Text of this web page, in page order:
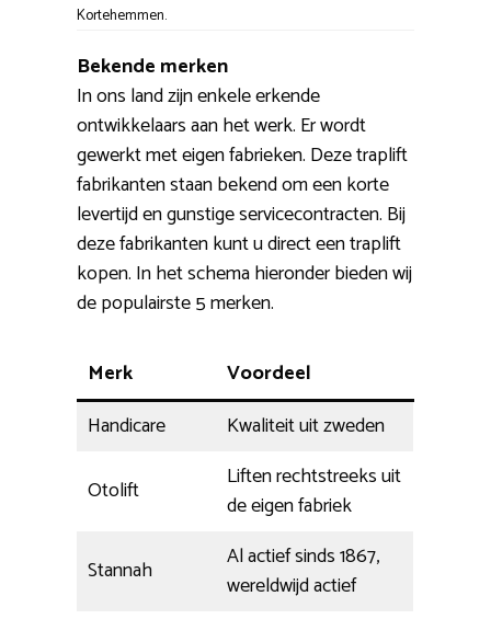
Kortehemmen.
Bekende merken
In ons land zijn enkele erkende
ontwikkelaars aan het werk. Er wordt
gewerkt met eigen fabrieken. Deze traplift
fabrikanten staan bekend om een korte
levertijd en gunstige servicecontracten. Bij
deze fabrikanten kunt u direct een traplift
kopen. In het schema hieronder bieden wij
de populairste 5 merken.
Merk
Voordeel
Handicare
Kwaliteit uit zweden
Otolift
Liften rechtstreeks uit
de eigen fabriek
Stannah
Al actief sinds 1867,
wereldwijd actief